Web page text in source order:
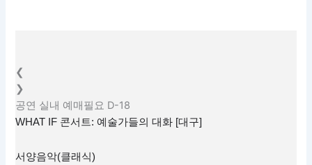
❮
❯
공연 실내 예매필요 D-18
WHAT IF 콘서트: 예술가들의 대화 [대구]
서양음악(클래식)